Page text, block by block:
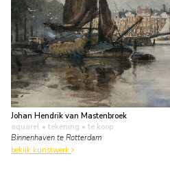
Johan Hendrik van Mastenbroek
aquarel • tekening • te koop
Binnenhaven te Rotterdam
bekijk kunstwerk